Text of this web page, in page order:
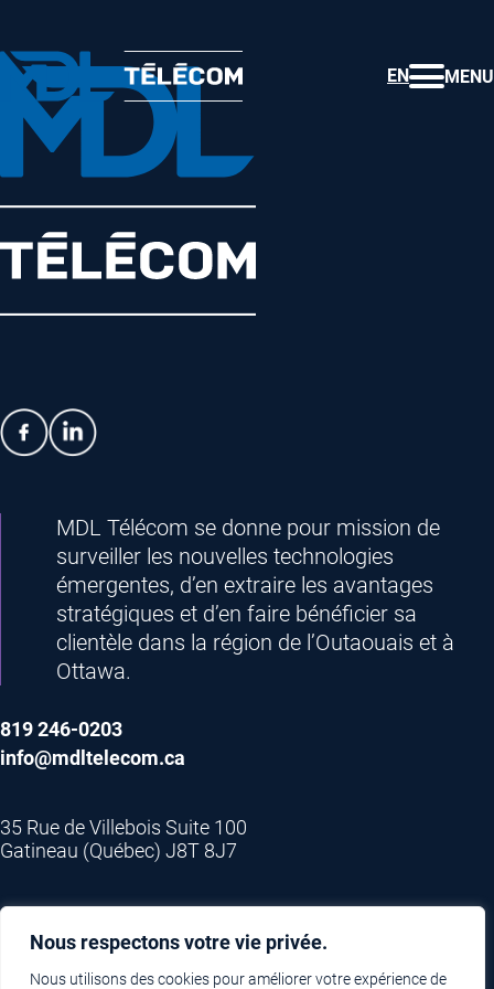
Nous respectons votre vie privée.
Nous utilisons des cookies pour améliorer votre expérience de
EN MENU
MDL Télécom se donne pour mission de
surveiller les nouvelles technologies
émergentes, d’en extraire les avantages
stratégiques et d’en faire bénéficier sa
clientèle dans la région de l’Outaouais et à
Ottawa.
819 246-0203
info@mdltelecom.ca
35 Rue de Villebois Suite 100
Gatineau (Québec) J8T 8J7
Protection des renseignements